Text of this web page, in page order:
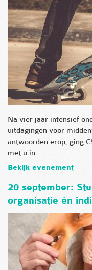
Na vier jaar intensief
uitdagingen voor
antwoorden erop, ging
met u in…
Bekijk evenement
20 september:
organisatie én